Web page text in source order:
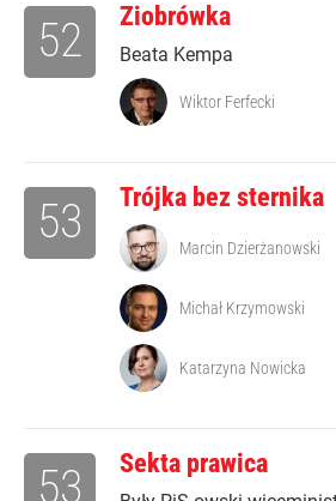
Ziobrówka
Beata Kempa
52
Wiktor Ferfecki
Trójka bez sternika
53 Marcin Dzierżanowski
Michał Krzymowski
Katarzyna Nowicka
Sekta prawica
53